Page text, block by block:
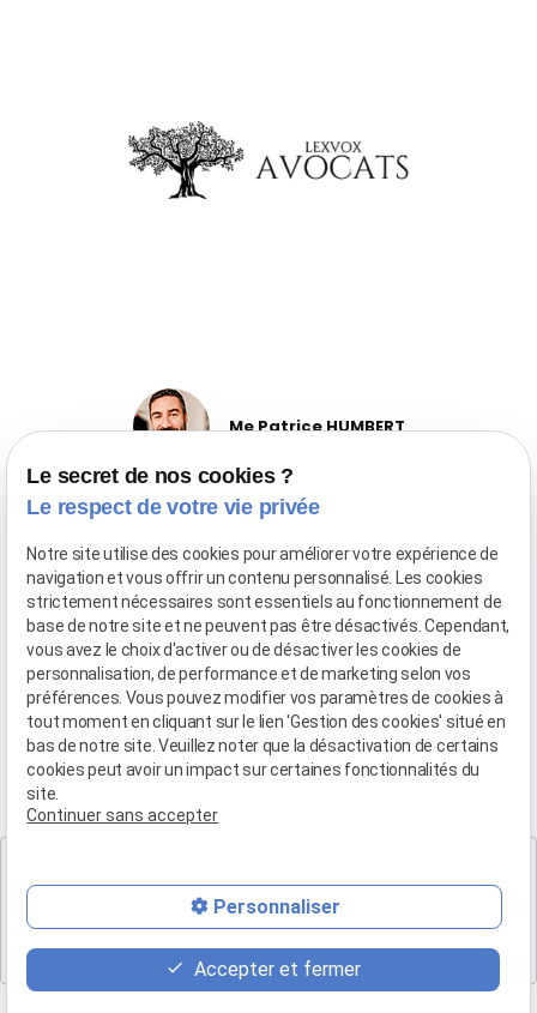
Me Patrice HUMBERT
dommage corporel et
responsabilité médicale
Me Cédrine RAYBAUD
droit de la famille et protection
des violences intraframiliales
04 90 54 58 10
Maître Patrice HUMBERT
282 Boulevard Foch
13300 SALON-DE-PROVENCE
Le secret de nos cookies ?
Le respect de votre vie privée
Notre site utilise des cookies pour améliorer votre expérience de
navigation et vous offrir un contenu personnalisé. Les cookies
strictement nécessaires sont essentiels au fonctionnement de
base de notre site et ne peuvent pas être désactivés. Cependant,
vous avez le choix d'activer ou de désactiver les cookies de
personnalisation, de performance et de marketing selon vos
préférences. Vous pouvez modifier vos paramètres de cookies à
tout moment en cliquant sur le lien 'Gestion des cookies' situé en
bas de notre site. Veuillez noter que la désactivation de certains
cookies peut avoir un impact sur certaines fonctionnalités du
site.
Continuer sans accepter
Personnaliser
Accepter et fermer